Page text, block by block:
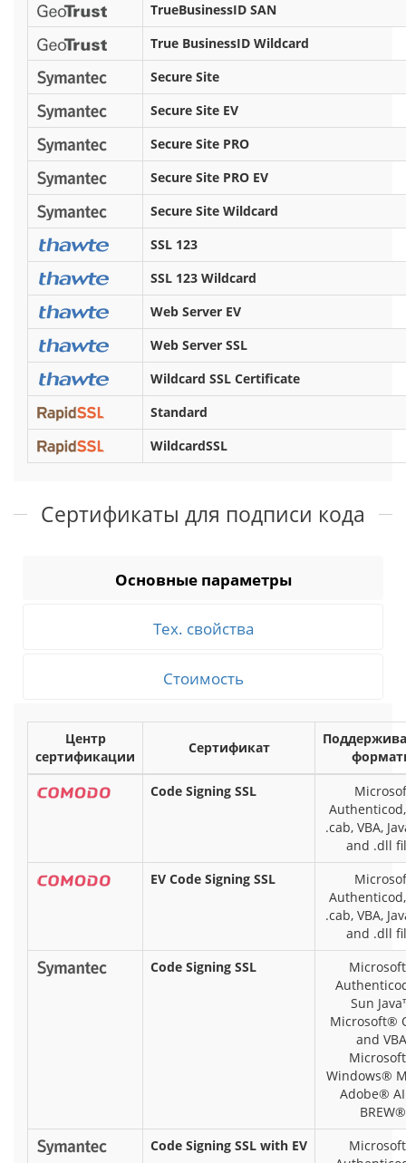
TrueBusinessID SAN
True BusinessID Wildcard
Secure Site
Secure Site EV
Secure Site PRO
Secure Site PRO EV
Secure Site Wildcard
SSL 123
SSL 123 Wildcard
Web Server EV
Web Server SSL
Wildcard SSL Certificate
Standard
WildcardSSL
Сертификаты для подписи кода
Основные параметры
Тех. свойства
Стоимость
Центр
сертификации
Сертификат
Code Signing SSL
.cab, VBA,
and .dll
EV Code Signing SSL
.cab, VBA,
and .dll
Code Signing SSL
Sun
Microsoft®
and
Windows®
Adobe®
BREW®
Code Signing SSL with EV